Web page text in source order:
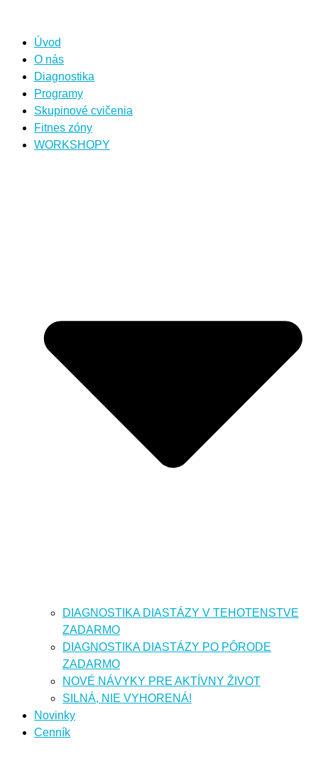
Úvod
O nás
Diagnostika
Programy
Skupinové cvičenia
Fitnes zóny
WORKSHOPY
DIAGNOSTIKA DIASTÁZY V TEHOTENSTVE
ZADARMO
DIAGNOSTIKA DIASTÁZY PO PÔRODE
ZADARMO
NOVÉ NÁVYKY PRE AKTÍVNY ŽIVOT
SILNÁ, NIE VYHORENÁ!
Novinky
Cenník